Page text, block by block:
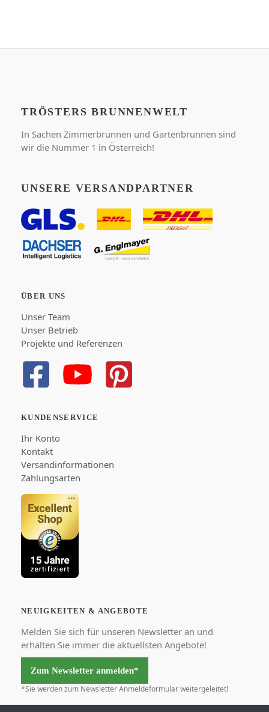
TRÖSTERS BRUNNENWELT
In Sachen Zimmerbrunnen und Gartenbrunnen sind
wir die Nummer 1 in Österreich!
UNSERE VERSANDPARTNER
ÜBER UNS
Unser Team
Unser Betrieb
Projekte und Referenzen
KUNDENSERVICE
Ihr Konto
Kontakt
Versandinformationen
Zahlungsarten
NEUIGKEITEN & ANGEBOTE
Melden Sie sich für unseren Newsletter an und
erhalten Sie immer die aktuellsten Angebote!
Zum Newsletter anmelden*
*Sie werden zum Newsletter Anmeldeformular weitergeleitet!